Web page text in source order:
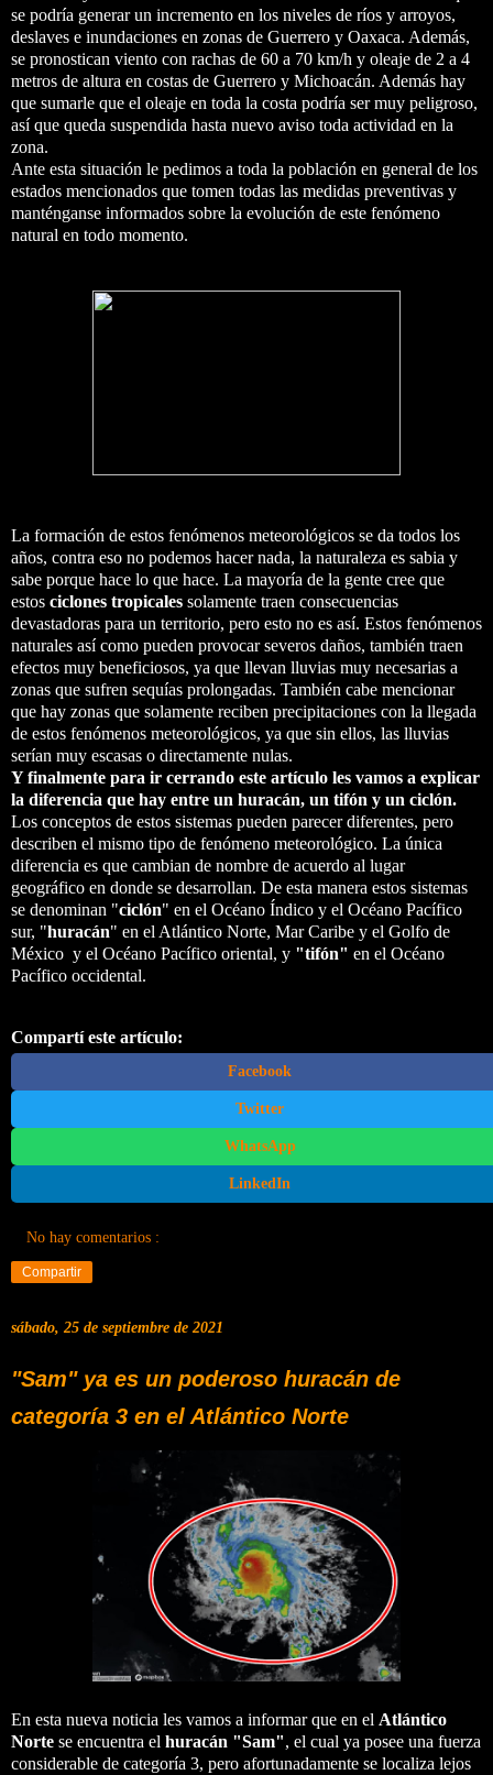
se podría generar un incremento en los niveles de ríos y arroyos,
deslaves e inundaciones en zonas de Guerrero y Oaxaca. Además,
se pronostican viento con rachas de 60 a 70 km/h y oleaje de 2 a 4
metros de altura en costas de Guerrero y Michoacán. Además hay
que sumarle que el oleaje en toda la costa podría ser muy peligroso,
así que queda suspendida hasta nuevo aviso toda actividad en la
zona.
Ante esta situación le pedimos a toda la población en general de los
estados mencionados que tomen todas las medidas preventivas y
manténganse informados sobre la evolución de este fenómeno
natural en todo momento.
La formación de estos fenómenos meteorológicos se da todos los
años, contra eso no podemos hacer nada, la naturaleza es sabia y
sabe porque hace lo que hace. La mayoría de la gente cree que
estos ciclones tropicales solamente traen consecuencias
devastadoras para un territorio, pero esto no es así. Estos fenómenos
naturales así como pueden provocar severos daños, también traen
efectos muy beneficiosos, ya que llevan lluvias muy necesarias a
zonas que sufren sequías prolongadas. También cabe mencionar
que hay zonas que solamente reciben precipitaciones con la llegada
de estos fenómenos meteorológicos, ya que sin ellos, las lluvias
serían muy escasas o directamente nulas.
Y finalmente para ir cerrando este artículo les vamos a explicar
la diferencia que hay entre un huracán, un tifón y un ciclón.
Los conceptos de estos sistemas pueden parecer diferentes, pero
describen el mismo tipo de fenómeno meteorológico. La única
diferencia es que cambian de nombre de acuerdo al lugar
geográfico en donde se desarrollan. De esta manera estos sistemas
se denominan "ciclón" en el Océano Índico y el Océano Pacífico
sur, "huracán" en el Atlántico Norte, Mar Caribe y el Golfo de
México y el Océano Pacífico oriental, y "tifón" en el Océano
Pacífico occidental.
Compartí este artículo:
Facebook
Twitter
WhatsApp
LinkedIn
No hay comentarios :
Compartir
sábado, 25 de septiembre de 2021
"Sam" ya es un poderoso huracán de
categoría 3 en el Atlántico Norte
En esta nueva noticia les vamos a informar que en el Atlántico
Norte se encuentra el huracán "Sam", el cual ya posee una fuerza
considerable de categoría 3, pero afortunadamente se localiza lejos